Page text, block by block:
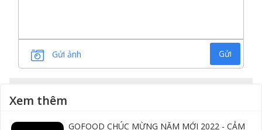
Gửi ảnh Gửi
Xem thêm
GOFOOD CHÚC MỪNG NĂM MỚI 2022 - CẢM